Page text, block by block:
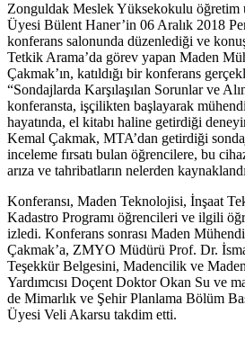
Zonguldak Meslek Yüksekokulu
Üyesi Bülent Haner’in 06 Aralık 2018
konferans salonunda düzenlediği ve
Tetkik Arama’da görev yapan Maden
Çakmak’ın, katıldığı bir konferans
“Sondajlarda Karşılaşılan Sorunlar ve
konferansta, işçilikten başlayarak
hayatında, el kitabı haline getirdiği
Kemal Çakmak, MTA’dan getirdiği
inceleme fırsatı bulan öğrencilere, bu
arıza ve tahribatların nelerden
Konferansı, Maden Teknolojisi, İnşaat
Kadastro Programı öğrencileri ve ilgili
izledi. Konferans sonrası Maden
Çakmak’a, ZMYO Müdürü Prof. Dr.
Teşekkür Belgesini, Madencilik ve
Yardımcısı Doçent Doktor Okan Su ve
de Mimarlık ve Şehir Planlama Bölüm
Üyesi Veli Akarsu takdim etti.